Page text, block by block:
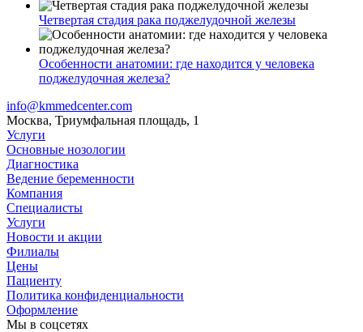
Четвертая стадия рака поджелудочной железы
Особенности анатомии: где находится у человека
поджелудочная железа?
info@kmmedcenter.com
Москва, Триумфальная площадь, 1
Услуги
Основные нозологии
Диагностика
Ведение беременности
Компания
Специалисты
Услуги
Новости и акции
Филиалы
Цены
Пациенту
Политика конфиденциальности
Оформление
Мы в соцсетях